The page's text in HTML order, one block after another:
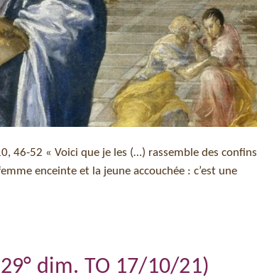
46-52 « Voici que je les (…) rassemble des confins
enceinte et la jeune accouchée : c’est une
dim. TO 17/10/21)